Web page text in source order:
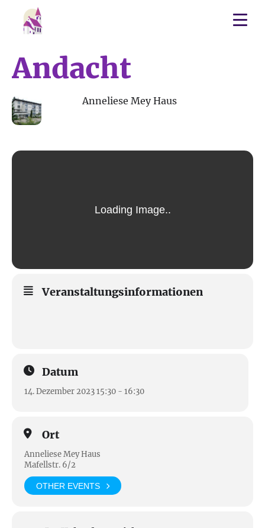
Andacht
Anneliese Mey Haus
Veranstaltungsinformationen
Datum
14. Dezember 2023 15:30 - 16:30
Ort
Anneliese Mey Haus
Mafellstr. 6/2
OTHER EVENTS